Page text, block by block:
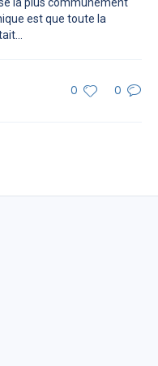
est que toute la
0 0